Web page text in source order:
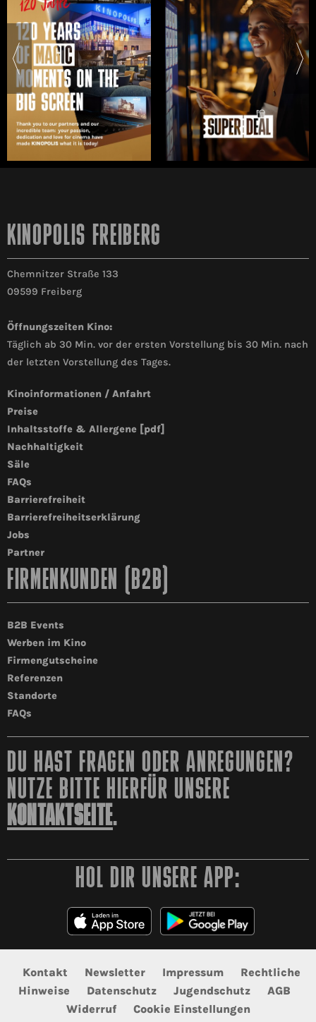
KINOPOLIS FREIBERG
Chemnitzer Straße 133
09599 Freiberg
Öffnungszeiten Kino:
Täglich ab 30 Min. vor der ersten Vorstellung bis 30 Min. nach
der letzten Vorstellung des Tages.
Kinoinformationen / Anfahrt
Preise
Inhaltsstoffe & Allergene [pdf]
Nachhaltigkeit
Säle
FAQs
Barrierefreiheit
Barrierefreiheitserklärung
Jobs
Partner
FIRMENKUNDEN (B2B)
B2B Events
Werben im Kino
Firmengutscheine
Referenzen
Standorte
FAQs
DU HAST FRAGEN ODER ANREGUNGEN?
NUTZE BITTE HIERFÜR UNSERE
KONTAKTSEITE.
HOL DIR UNSERE APP:
Kontakt Newsletter Impressum
Rechtliche
Hinweise
Datenschutz Jugendschutz
AGB
Widerruf
Cookie Einstellungen